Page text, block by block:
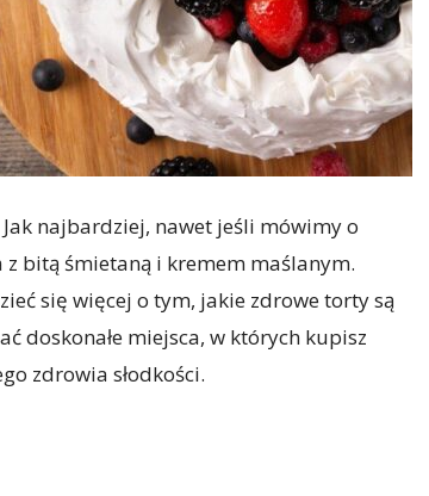
Jak najbardziej, nawet jeśli mówimy o
bitą śmietaną i kremem maślanym.
się więcej o tym, jakie zdrowe torty są
doskonałe miejsca, w których kupisz
zdrowia słodkości.